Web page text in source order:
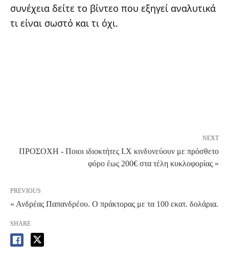
συνέχεια δείτε το βίντεο που εξηγεί αναλυτικά
τι είναι σωστό και τι όχι.
NEXT
ΠΡΟΣΟΧΗ - Ποιοι ιδιοκτήτες Ι.Χ κινδυνεύουν με πρόσθετο
φόρο έως 200€ στα τέλη κυκλοφορίας »
PREVIOUS
« Ανδρέας Παπανδρέου. Ο πράκτορας με τα 100 εκατ. δολάρια.
SHARE